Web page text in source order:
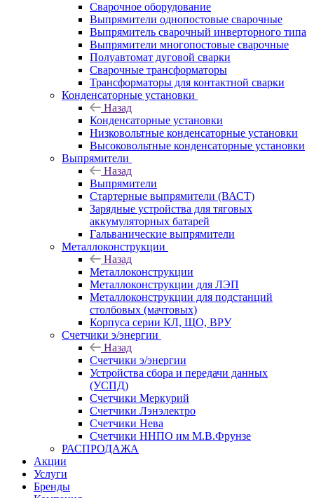
Сварочное оборудование
Выпрямители однопостовые сварочные
Выпрямитель сварочный инверторного типа
Выпрямители многопостовые сварочные
Полуавтомат дуговой сварки
Сварочные трансформаторы
Трансформаторы для контактной сварки
Конденсаторные установки
Назад
Конденсаторные установки
Низковольтные конденсаторные установки
Высоковольтные конденсаторные установки
Выпрямители
Назад
Выпрямители
Стартерные выпрямители (ВАСТ)
Зарядные устройства для тяговых
аккумуляторных батарей
Гальванические выпрямители
Металлоконструкции
Назад
Металлоконструкции
Металлоконструкции для ЛЭП
Металлоконструкции для подстанций
столбовых (мачтовых)
Корпуса серии КЛ, ЩО, ВРУ
Счетчики э/энергии
Назад
Счетчики э/энергии
Устройства сбора и передачи данных
(УСПД)
Счетчики Меркурий
Счетчики Лэнэлектро
Счетчики Нева
Счетчики ННПО им М.В.Фрунзе
РАСПРОДАЖА
Акции
Услуги
Бренды